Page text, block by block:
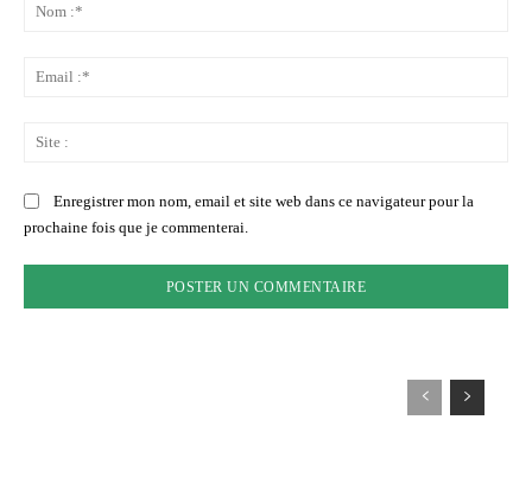
Enregistrer mon nom, email et site web dans ce navigateur pour la
prochaine fois que je commenterai.